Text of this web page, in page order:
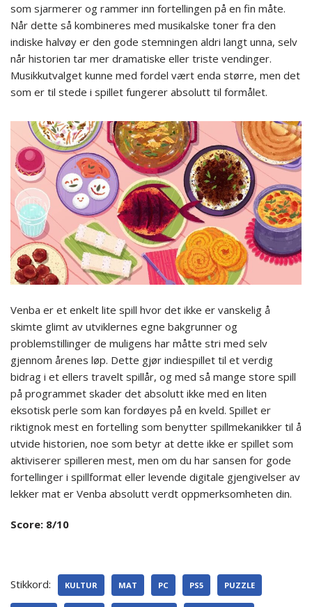
som sjarmerer og rammer inn fortellingen på en fin måte.
Når dette så kombineres med musikalske toner fra den
indiske halvøy er den gode stemningen aldri langt unna, selv
når historien tar mer dramatiske eller triste vendinger.
Musikkutvalget kunne med fordel vært enda større, men det
som er til stede i spillet fungerer absolutt til formålet.
Venba er et enkelt lite spill hvor det ikke er vanskelig å
skimte glimt av utviklernes egne bakgrunner og
problemstillinger de muligens har måtte stri med selv
gjennom årenes løp. Dette gjør indiespillet til et verdig
bidrag i et ellers travelt spillår, og med så mange store spill
på programmet skader det absolutt ikke med en liten
eksotisk perle som kan fordøyes på en kveld. Spillet er
riktignok mest en fortelling som benytter spillmekanikker til å
utvide historien, noe som betyr at dette ikke er spillet som
aktiviserer spilleren mest, men om du har sansen for gode
fortellinger i spillformat eller levende digitale gjengivelser av
lekker mat er Venba absolutt verdt oppmerksomheten din.
Score: 8/10
Stikkord: KULTUR MAT PC PS5 PUZZLE